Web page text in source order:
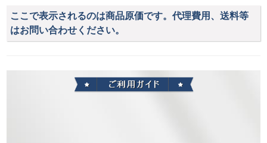
ここで表示されるのは商品原価です。代理費用、送料等
はお問い合わせください。